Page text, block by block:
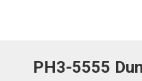
PH3-5555